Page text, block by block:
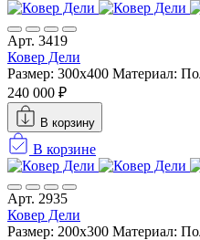
Арт. 3419
Ковер Дели
Размер: 300x400 Материал:
240 000 ₽
В корзину
В корзине
Арт. 2935
Ковер Дели
Размер: 200х300 Материал: